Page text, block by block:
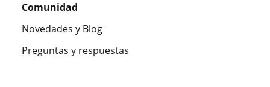
Comunidad
Novedades y Blog
Preguntas y respuestas